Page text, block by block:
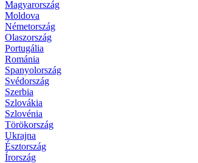
Magyarország
Moldova
Németország
Olaszország
Portugália
Románia
Spanyolország
Svédország
Szerbia
Szlovákia
Szlovénia
Törökország
Ukrajna
Észtország
Írország